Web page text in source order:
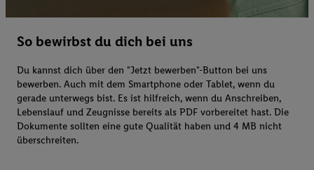
So bewirbst du dich bei uns
Du kannst dich über den "Jetzt bewerben"-Button bei uns
bewerben. Auch mit dem Smartphone oder Tablet, wenn du
gerade unterwegs bist. Es ist hilfreich, wenn du Anschreiben,
Lebenslauf und Zeugnisse bereits als PDF vorbereitet hast. Die
Dokumente sollten eine gute Qualität haben und 4 MB nicht
überschreiten.